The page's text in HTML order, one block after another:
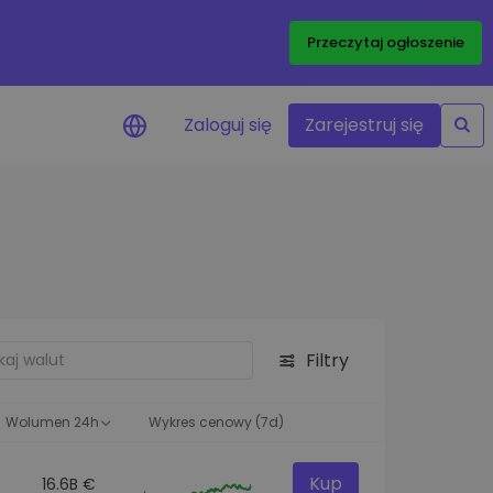
Przeczytaj ogłoszenie
optymalne wyniki
Zaloguj się Zarejestruj się
Filtry
Wolumen 24h Wykres cenowy (7d)
16.6B € Kup